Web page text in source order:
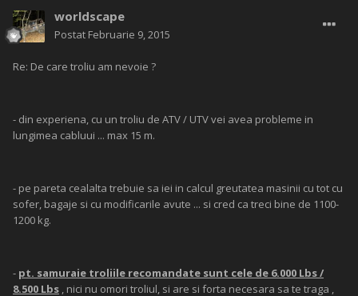
worldscape
Postat Februarie 9, 2015
Re: De care troliu am nevoie ?
- din experiena, cu un troliu de ATV / UTV vei avea probleme in
lungimea cabluui ... max 15 m.
- pe pareta cealalta trebuie sa iei in calcul greutatea masinii cu tot cu
sofer, bagaje si cu modificarile avute ... si cred ca treci bine de 1100-
1200 kg.
- pt. samuraie troliile recomandate sunt cele de 6.000 Lbs /
8.500 Lbs , nici nu omori troliul, si are si forta necesara sa te traga ,